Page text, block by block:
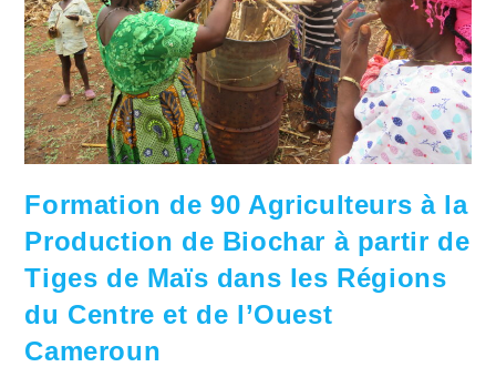
Formation de 90 Agriculteurs à la
Production de Biochar à partir de
Tiges de Maïs dans les Régions
du Centre et de l’Ouest
Cameroun